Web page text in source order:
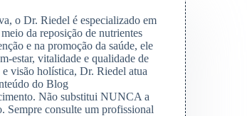
o Dr. Riedel é especializado em
da reposição de nutrientes
e na promoção da saúde, ele
estar, vitalidade e qualidade de
visão holística, Dr. Riedel atua
do Blog
Não substitui NUNCA a
Sempre consulte um profissional